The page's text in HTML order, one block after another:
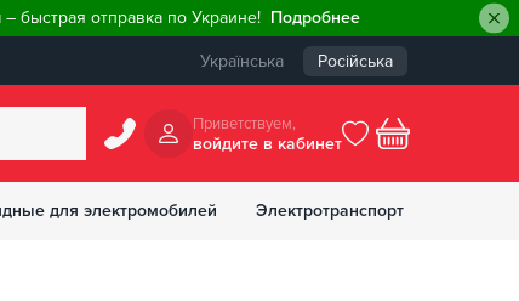
быстрая отправка по Украине! Подробнее
Українська Російська
Приветствуем,
войдите в кабинет
для электромобилей Электротранспорт